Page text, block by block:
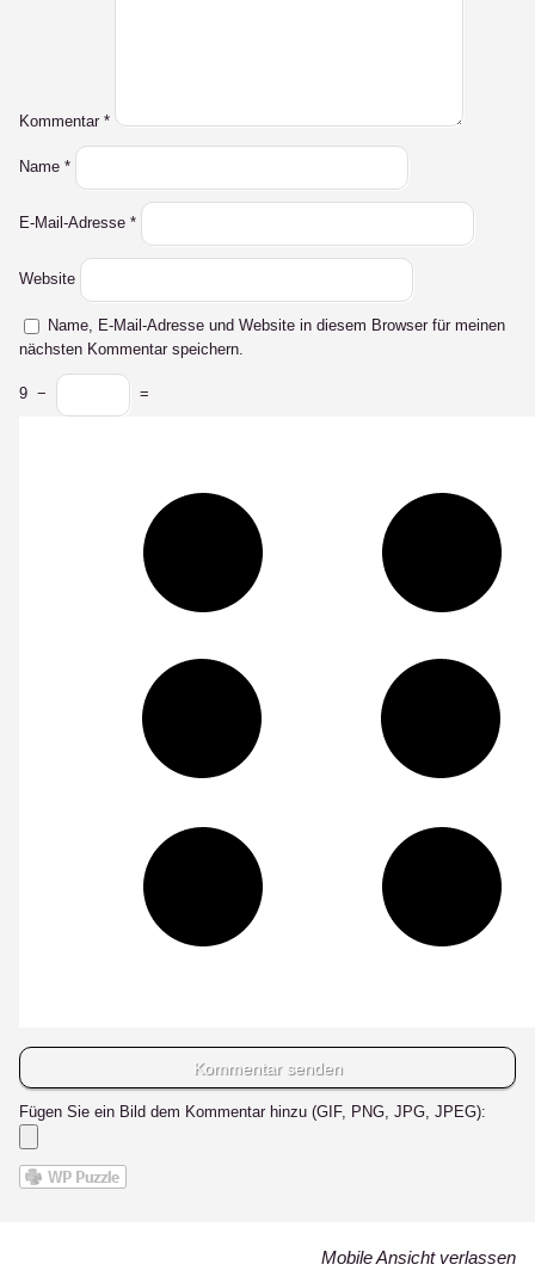
Kommentar *
Name *
E-Mail-Adresse *
Website
Name, E-Mail-Adresse und Website in diesem Browser für meinen
nächsten Kommentar speichern.
9 − =
Fügen Sie ein Bild dem Kommentar hinzu (GIF, PNG, JPG, JPEG):
Mobile Ansicht verlassen